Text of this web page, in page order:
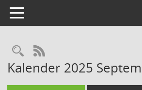
Toggle navigation
RSS-Feed
Kalender 2025